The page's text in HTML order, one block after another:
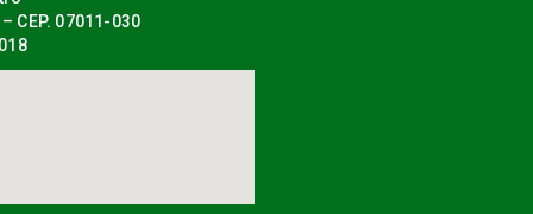
CEP. 07011-030